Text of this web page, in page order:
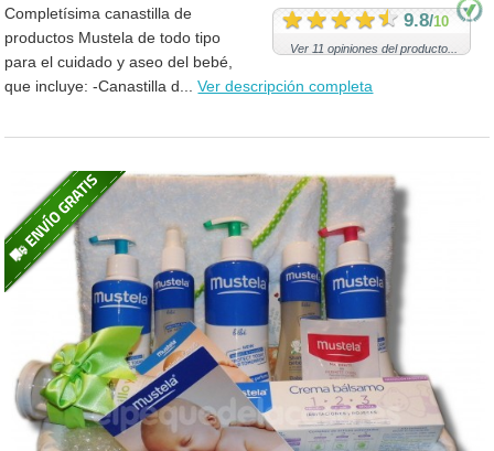
9.8/10
Ver 11 opiniones del producto...
Completísima canastilla de
productos Mustela de todo tipo
para el cuidado y aseo del bebé,
que incluye: -Canastilla d...
Ver descripción completa